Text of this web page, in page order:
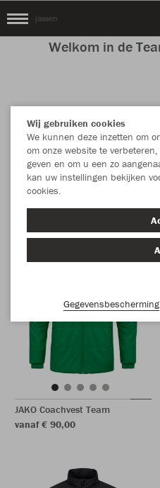
jassen
Welkom in de
Kledingstuk
JAKO Coachvest Team
vanaf € 90,00
Wij gebruiken cookies
We kunnen deze inzetten om
om onze website te
geven en om u een zo
kan uw instellingen bekijken
cookies.
Gegevensbescherming